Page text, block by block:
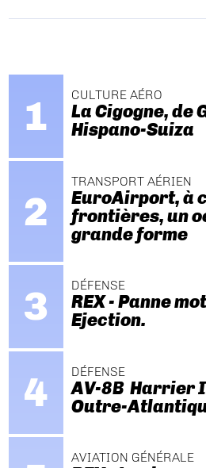
CULTURE AÉRO
La Cigogne, de
Hispano-Suiza
TRANSPORT AÉRIEN
EuroAirport, à
frontières, un
grande forme
DÉFENSE
REX - Panne
Ejection.
DÉFENSE
AV-8B Harrier
Outre-
AVIATION GÉNÉRALE